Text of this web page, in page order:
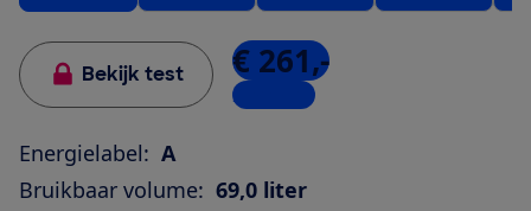
Bekijk test € 261,-
2 winkels
Energielabel: A
Bruikbaar volume: 69,0 liter